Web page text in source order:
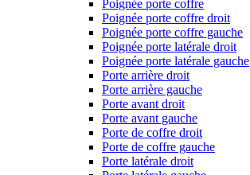
Poignée porte coffre
Poignée porte coffre droit
Poignée porte coffre gauche
Poignée porte latérale droit
Poignée porte latérale gauche
Porte arrière droit
Porte arrière gauche
Porte avant droit
Porte avant gauche
Porte de coffre droit
Porte de coffre gauche
Porte latérale droit